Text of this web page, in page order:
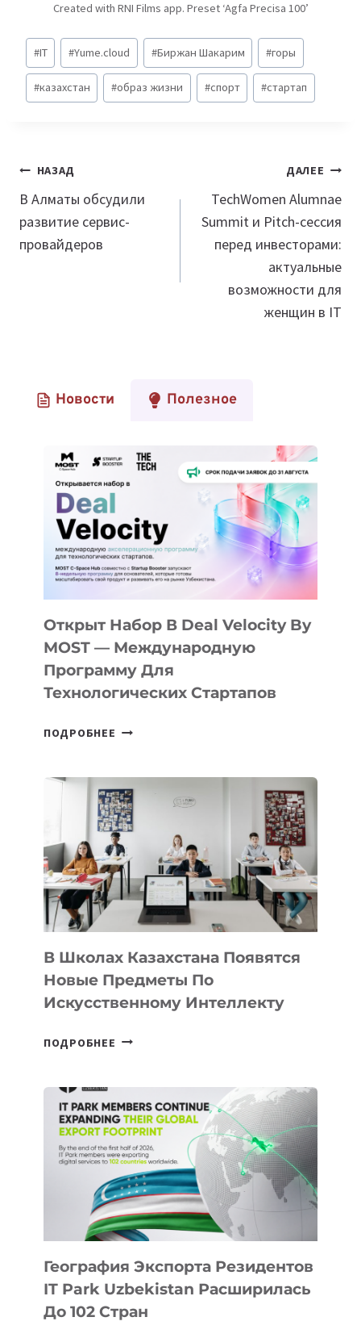
Created with RNI Films app. Preset ‘Agfa Precisa 100’
Метки
записи:
#IT #Yume.cloud #Биржан Шакарим #горы
#казахстан #образ жизни #спорт #стартап
Навигация
по
записям
НАЗАД
В Алматы обсудили
развитие сервис-
провайдеров
ДАЛЕЕ
TechWomen Alumnae
Summit и Pitch-сессия
перед инвесторами:
актуальные
возможности для
женщин в IT
Новости Полезное
Открыт Набор В Deal Velocity By
MOST — Международную
Программу Для
Технологических Стартапов
ПОДРОБНЕЕ ОТКРЫТ
DEAL
VELOCITY
BY
MOST
—
МЕЖДУНАРОДНУЮ
ПРОГРАММУ
ДЛЯ
ТЕХНОЛОГИЧЕСКИХ
В Школах Казахстана Появятся
Новые Предметы По
Искусственному Интеллекту
ПОДРОБНЕЕ В
НОВЫЕ
ПРЕДМЕТЫ
ПО
ИСКУССТВЕННОМУ
ИНТЕЛЛЕКТУ
География Экспорта Резидентов
IT Park Uzbekistan Расширилась
До 102 Стран